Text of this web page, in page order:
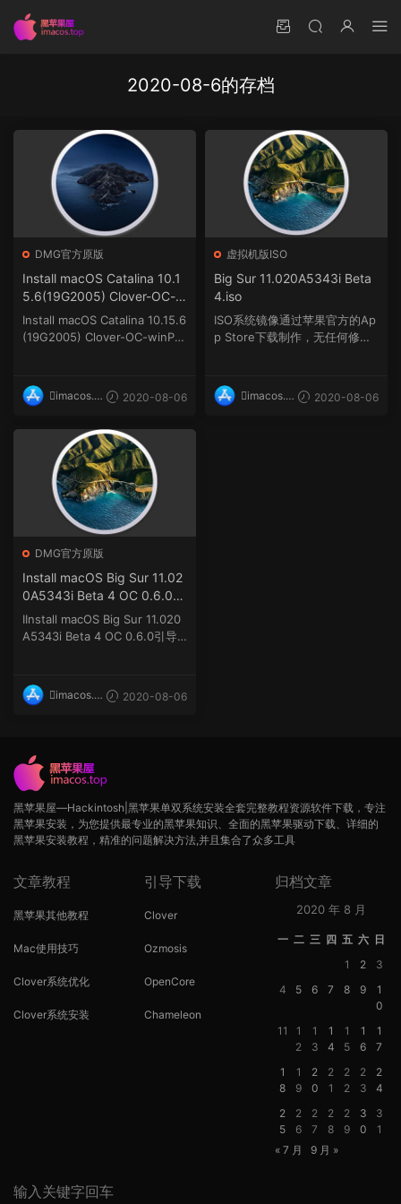
2020-08-6的存档
DMG官方原版
Install macOS Catalina 10.1
5.6(19G2005) Clover-OC-w
inPE 三引导官方原版镜像.dm
g
Install macOS Catalina 10.15.6
(19G2005) Clover-OC-winPE
imacos.t
2020-08-06
虚拟机版ISO
Big Sur 11.020A5343i Beta
4.iso
ISO系统镜像通过苹果官方的Ap
p Store下载制作，无任何修改
imacos.t
2020-08-06
DMG官方原版
Install macOS Big Sur 11.02
0A5343i Beta 4 OC 0.6.0引
导官方原版镜像.dmg
IInstall macOS Big Sur 11.020
A5343i Beta 4 OC 0.6.0引导
imacos.t
2020-08-06
黑苹果屋—Hackintosh|黑苹果单双系统安装全套完整教程资源软件下载，专注
黑苹果安装，为您提供最专业的黑苹果知识、全面的黑苹果驱动下载、详细的
黑苹果安装教程，精准的问题解决方法,并且集合了众多工具
文章教程
黑苹果其他教程
Mac使用技巧
Clover系统优化
Clover系统安装
引导下载
Clover
Ozmosis
OpenCore
Chameleon
归档文章
2020 年 8 月
一 二 三 四 五 六 日
1
2
3
4
5 6 7 8 9
1
0
11
1
2
1
3
1
4
1
5
1
6
1
7
1
8
1
9
2
0
2
1
2
2
2
3
2
4
2
5
2
6
2
7
2
8
2
9
3
0
3
1
« 7 月
9 月 »
输入关键字回车